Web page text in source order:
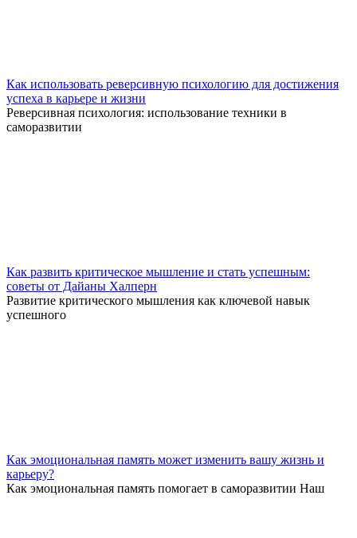
Как использовать реверсивную психологию для достижения
успеха в карьере и жизни
Реверсивная психология: использование техники в
саморазвитии
Как развить критическое мышление и стать успешным:
советы от Дайаны Халперн
Развитие критического мышления как ключевой навык
успешного
Как эмоциональная память может изменить вашу жизнь и
карьеру?
Как эмоциональная память помогает в саморазвитии Наш